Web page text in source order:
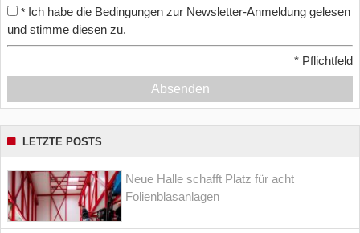
* Ich habe die Bedingungen zur Newsletter-Anmeldung gelesen
und stimme diesen zu.
* Pflichtfeld
Absenden
LETZTE POSTS
Neue Halle schafft Platz für acht
Folienblasanlagen